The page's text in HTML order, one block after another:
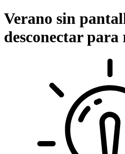
Verano sin
desconectar para